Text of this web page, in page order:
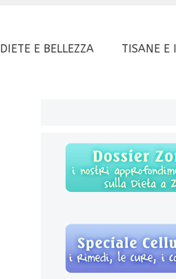
DIETE E BELLEZZA TISANE E